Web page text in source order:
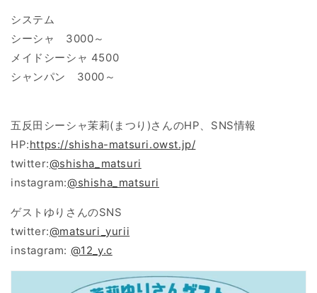
システム
シーシャ 3000～
メイドシーシャ 4500
シャンパン 3000 ～
五反田シーシャ茉莉(まつり)さんのHP、SNS情報
HP:https://shisha-matsuri.owst.jp/
twitter:@shisha_matsuri
instagram:@shisha_matsuri
ゲストゆりさんのSNS
twitter:@matsuri_yurii
instagram: @12_y.c